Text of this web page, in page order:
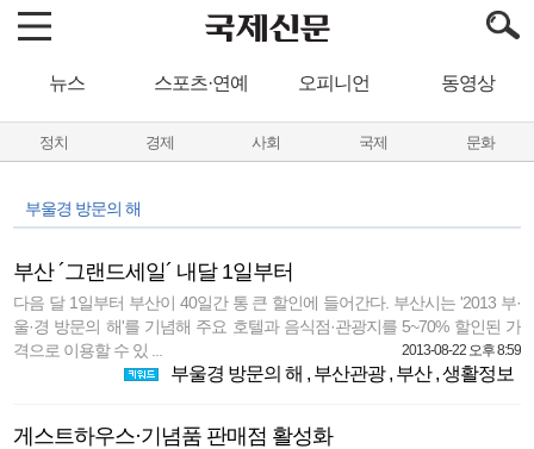
뉴스 스포츠·연예 오피니언 동영상
정치 경제 사회 국제 문화
부울경 방문의 해
부산 ´그랜드세일´ 내달 1일부터
다음 달 1일부터 부산이 40일간 통 큰 할인에 들어간다. 부산시는 '2013 부·
울·경 방문의 해'를 기념해 주요 호텔과 음식점·관광지를 5~70% 할인된 가
격으로 이용할 수 있 ...
2013-08-22 오후 8:59
부울경 방문의 해 , 부산관광, 부산,생활정보
게스트하우스·기념품 판매점 활성화